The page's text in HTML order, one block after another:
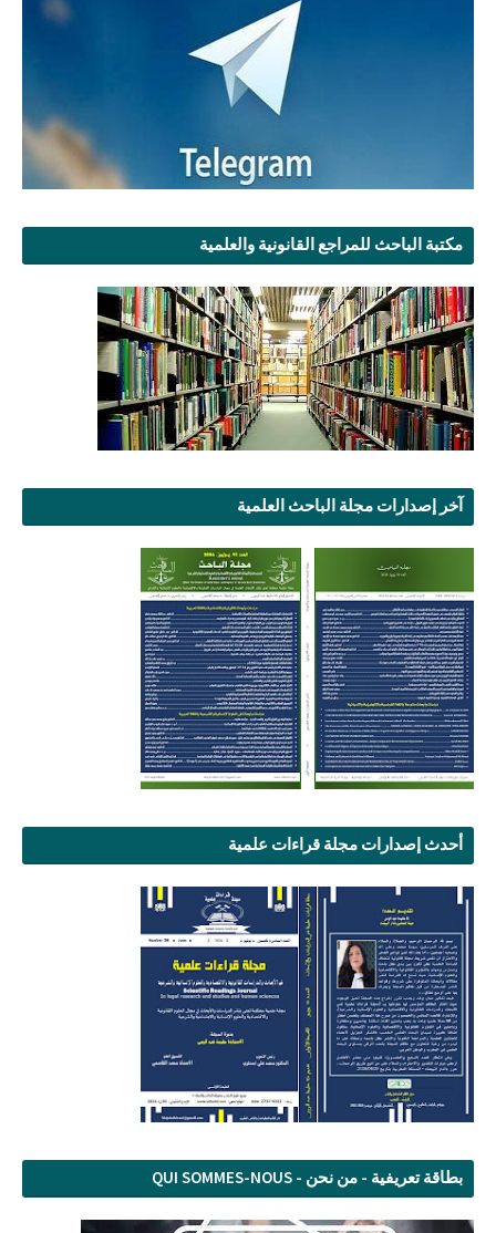
مكتبة الباحث للمراجع القانونية والعلمية
آخر إصدارات مجلة الباحث العلمية
أحدث إصدارات مجلة قراءات علمية
بطاقة تعريفية - من نحن - QUI SOMMES-NOUS